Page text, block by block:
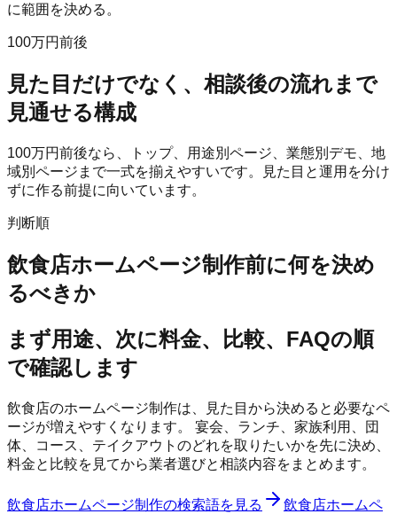
に範囲を決める。
100万円前後
見た目だけでなく、相談後の流れまで
見通せる構成
100万円前後なら、トップ、用途別ページ、業態別デモ、地
域別ページまで一式を揃えやすいです。見た目と運用を分け
ずに作る前提に向いています。
判断順
飲食店ホームページ制作前に何を決め
るべきか
まず用途、次に料金、比較、FAQの順
で確認します
飲食店のホームページ制作は、見た目から決めると必要なペ
ージが増えやすくなります。 宴会、ランチ、家族利用、団
体、コース、テイクアウトのどれを取りたいかを先に決め、
料金と比較を見てから業者選びと相談内容をまとめます。
飲食店ホームページ制作の検索語を見る 飲食店ホームペ